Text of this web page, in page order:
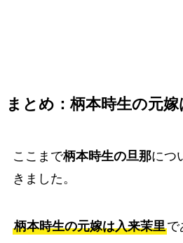
まとめ：柄本時生の元嫁
ここまで柄本時生の旦那につ
きました。
柄本時生の元嫁は入来茉里で